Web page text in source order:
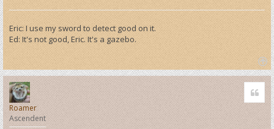
Eric: I use my sword to detect good on it.
Ed: It's not good, Eric. It's a gazebo.
T
o
p
Roamer
Ascendent